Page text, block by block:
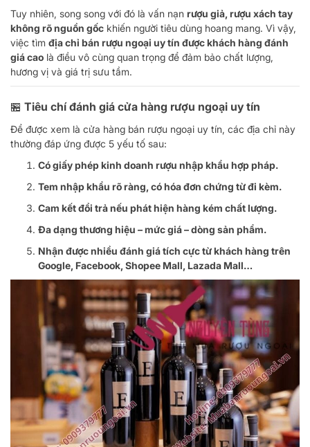
Tuy nhiên, song song với đó là vấn nạn rượu giả, rượu xách tay
không rõ nguồn gốc khiến người tiêu dùng hoang mang. Vì vậy,
việc tìm địa chỉ bán rượu ngoại uy tín được khách hàng đánh
giá cao là điều vô cùng quan trọng để đảm bảo chất lượng,
hương vị và giá trị sưu tầm.
🏪 Tiêu chí đánh giá cửa hàng rượu ngoại uy tín
Để được xem là cửa hàng bán rượu ngoại uy tín, các địa chỉ này
thường đáp ứng được 5 yếu tố sau:
Có giấy phép kinh doanh rượu nhập khẩu hợp pháp.
Tem nhập khẩu rõ ràng, có hóa đơn chứng từ đi kèm.
Cam kết đổi trả nếu phát hiện hàng kém chất lượng.
Đa dạng thương hiệu – mức giá – dòng sản phẩm.
Nhận được nhiều đánh giá tích cực từ khách hàng trên
Google, Facebook, Shopee Mall, Lazada Mall…